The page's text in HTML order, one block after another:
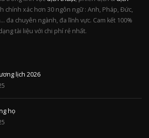
chính xác hơn 30 ngôn ngữ : Anh, Pháp, Đức,
đa chuyên ngành, đa lĩnh vực. Cam kết 100%
tài liệu với chi phí rẻ nhất.
lịch 2026
họ